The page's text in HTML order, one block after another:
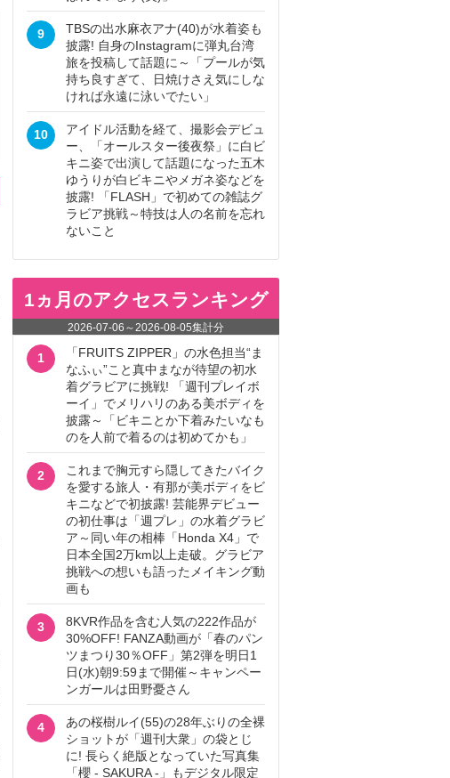
9
TBSの出水麻衣アナ(40)が水着姿も
披露! 自身のInstagramに弾丸台湾
旅を投稿して話題に～「プールが気
持ち良すぎて、日焼けさえ気にしな
ければ永遠に泳いでたい」
10
アイドル活動を経て、撮影会デビュ
ー、「オールスター後夜祭」に白ビ
キニ姿で出演して話題になった五木
ゆうりが白ビキニやメガネ姿などを
披露! 「FLASH」で初めての雑誌グ
ラビア挑戦～特技は人の名前を忘れ
ないこと
1ヵ月のアクセスランキング
2026-07-06 ～2026-08-05集計分
1
「FRUITS ZIPPER」の水色担当“ま
なふぃ”こと真中まなが待望の初水
着グラビアに挑戦! 「週刊プレイボ
ーイ」でメリハリのある美ボディを
披露～「ビキニとか下着みたいなも
のを人前で着るのは初めてかも」
2
これまで胸元すら隠してきたバイク
を愛する旅人・有那が美ボディをビ
キニなどで初披露! 芸能界デビュー
の初仕事は「週プレ」の水着グラビ
ア～同い年の相棒「Honda X4」で
日本全国2万km以上走破。グラビア
挑戦への想いも語ったメイキング動
画も
3
8KVR作品を含む人気の222作品が
30%OFF! FANZA動画が「春のパン
ツまつり30％OFF」第2弾を明日1
日(水)朝9:59まで開催～キャンペー
ンガールは田野憂さん
4
あの桜樹ルイ(55)の28年ぶりの全裸
ショットが「週刊大衆」の袋とじ
に! 長らく絶版となっていた写真集
「櫻 - SAKURA -」もデジタル限定